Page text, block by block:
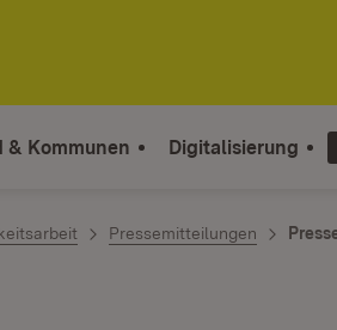
& Kommunen Digitalisierung
Pressemitteilungen